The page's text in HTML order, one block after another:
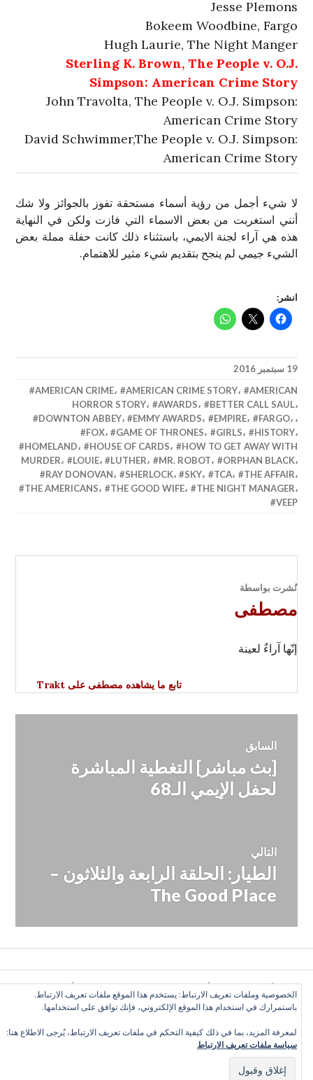
Jesse Plemons
Bokeem Woodbine, Fargo
Hugh Laurie, The Night Manger
Sterling K. Brown, The People v. O.J.
Simpson: American Crime Story
John Travolta, The People v. O.J. Simpson:
American Crime Story
David Schwimmer,The People v. O.J. Simpson:
American Crime Story
لا شيء أجمل من رؤية أسماء مستحقة تفوز بالجوائز ولا شك
أنني استغربت من بعض الاسماء التي فازت ولكن في النهاية
هذه هي آراء لجنة الايمي، باستثناء ذلك كانت حفلة مملة بعض
الشيء جيمي لم ينجح بتقديم شيء مثير للاهتمام.
انشر:
19 سبتمبر 2016
AMERICAN CRIME، AMERICAN CRIME STORY،
AMERICAN
HORROR STORY، AWARDS، BETTER CALL SAUL،
DOWNTON ABBEY، EMMY AWARDS، EMPIRE، FARGO، ،
FOX، GAME OF THRONES، GIRLS، HISTORY،
HOMELAND، HOUSE OF CARDS،
HOW TO GET AWAY WITH
MURDER، LOUIE، LUTHER، MR. ROBOT، ORPHAN BLACK،
RAY DONOVAN، SHERLOCK، SKY، TCA، THE AFFAIR،
THE AMERICANS، THE GOOD WIFE، THE NIGHT MANAGER،
VEEP
نُشرت بواسطة
مصطفى
إنّها آراءٌ لعينة
تابع ما يشاهده مصطفى على Trakt
تصفّح
المقالات
السابق
المقالة
السابقة:
[بث مباشر] التغطية المباشرة
لحفل الإيمي الـ68
التالي
المقالة
التالية:
الطيار: الحلقة الرابعة والثلاثون –
The Good Place
الخصوصية وملفات تعريف الارتباط: يستخدم هذا الموقع ملفات تعريف الارتباط.
باستمرارك في استخدام هذا الموقع الإلكتروني، فإنك توافق على استخدامها.
لمعرفة المزيد، بما في ذلك كيفية التحكم في ملفات تعريف الارتباط، يُرجى الاطلاع هنا:
سياسة ملفات تعريف الارتباط
كل الأراء تعبّر عن رأي الكاتب وحده, ولا تعبر عن رأي الموقع
Facebook
Twitter